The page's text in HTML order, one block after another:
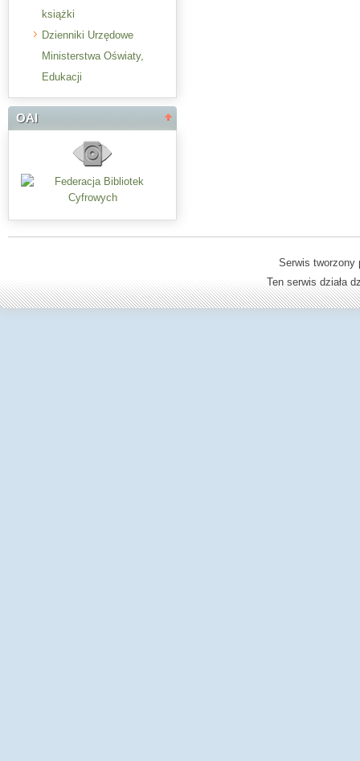
książki
Dzienniki Urzędowe
Ministerstwa Oświaty,
Edukacji
OAI
Serwis
Ten serwis działa